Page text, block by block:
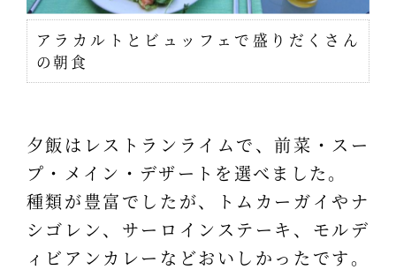
アラカルトとビュッフェで盛りだくさん
の朝食
夕飯はレストランライムで、前菜・スー
プ・メイン・デザートを選べました。
種類が豊富でしたが、トムカーガイやナ
シゴレン、サーロインステーキ、モルデ
ィビアンカレーなどおいしかったです。